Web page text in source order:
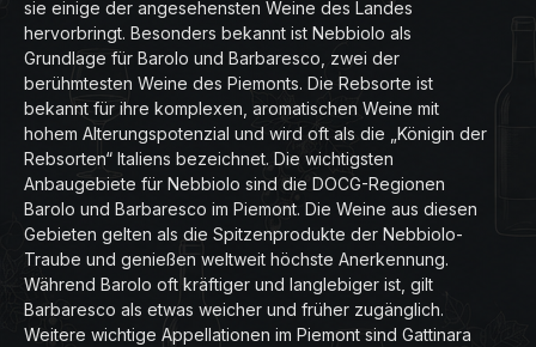
sie einige der angesehensten Weine des Landes
hervorbringt. Besonders bekannt ist Nebbiolo als
Grundlage für Barolo und Barbaresco, zwei der
berühmtesten Weine des Piemonts. Die Rebsorte ist
bekannt für ihre komplexen, aromatischen Weine mit
hohem Alterungspotenzial und wird oft als die „Königin der
Rebsorten“ Italiens bezeichnet. Die wichtigsten
Anbaugebiete für Nebbiolo sind die DOCG-Regionen
Barolo und Barbaresco im Piemont. Die Weine aus diesen
Gebieten gelten als die Spitzenprodukte der Nebbiolo-
Traube und genießen weltweit höchste Anerkennung.
Während Barolo oft kräftiger und langlebiger ist, gilt
Barbaresco als etwas weicher und früher zugänglich.
Weitere wichtige Appellationen im Piemont sind Gattinara